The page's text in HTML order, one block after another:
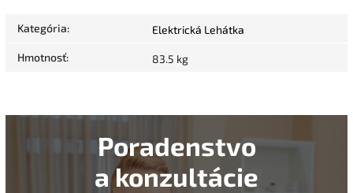
Kategória: Elektrická Lehátka
Hmotnosť: 83.5 kg
Poradenstvo
a konzultácie